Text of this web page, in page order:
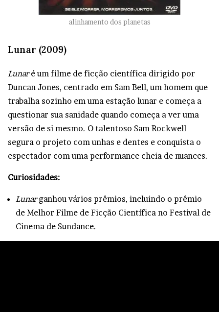
alinhamento dos planetas
Lunar (2009)
Lunaré um filme de ficção científica dirigido por
Duncan Jones, centrado em Sam Bell, um homem que
trabalha sozinho em uma estação lunar e começa a
questionar sua sanidade quando começa a ver uma
versão de si mesmo. O talentoso Sam Rockwell
segura o projeto com unhas e dentes e conquista o
espectador com uma performance cheia de nuances.
Curiosidades:
Lunarganhou vários prêmios, incluindo o prêmio
de Melhor Filme de Ficção Científica no Festival de
Cinema de Sundance.